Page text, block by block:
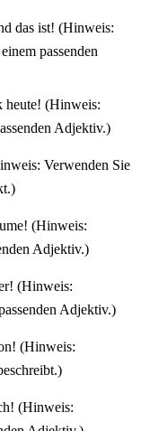
das ist! (Hinweis:
passenden
heute! (Hinweis:
Adjektiv.)
Verwenden Sie
(Hinweis:
Adjektiv.)
(Hinweis:
Adjektiv.)
(Hinweis:
(Hinweis: